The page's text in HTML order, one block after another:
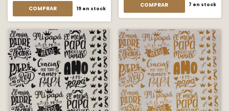
COMPRAR 19en stock
COMPRAR 7 en stock